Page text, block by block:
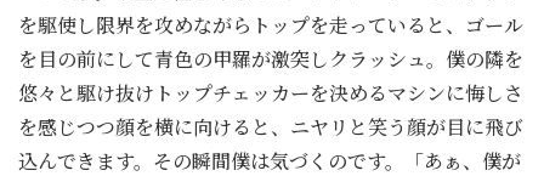
を駆使し限界を攻めながらトップを走っていると、ゴール
を目の前にして青色の甲羅が激突しクラッシュ。僕の隣を
悠々と駆け抜けトップチェッカーを決めるマシンに悔しさ
を感じつつ顔を横に向けると、ニヤリと笑う顔が目に飛び
込んできます。その瞬間僕は気づくのです。「あぁ、僕が